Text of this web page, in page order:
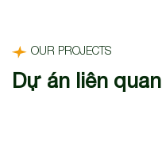
OUR PROJECTS
Dự án liên quan